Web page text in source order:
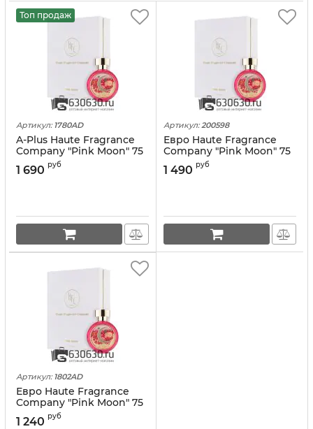
Топ продаж
Артикул: 1780AD
A-Plus Haute Fragrance
Company "Pink Moon" 75
ml оптом
1 690 руб
Артикул: 200598
Евро Haute Fragrance
Company "Pink Moon" 75
1 490 руб
Артикул: 1802AD
Евро Haute Fragrance
Company "Pink Moon" 75
ml оптом
1 240 руб